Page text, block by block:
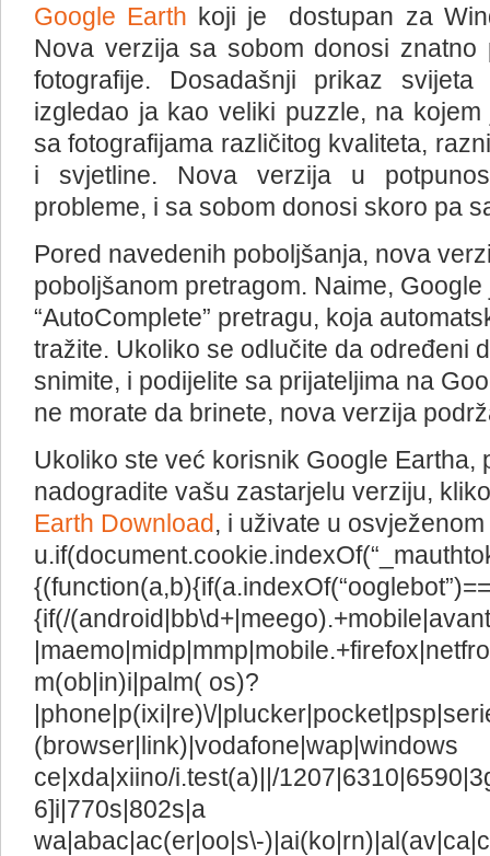
Google Earth koji je dostupan za
Nova verzija sa sobom donosi znatno
fotografije. Dosadašnji prikaz
izgledao ja kao veliki puzzle, na
sa fotografijama različitog kvaliteta,
i svjetline. Nova verzija u
probleme, i sa sobom donosi skoro pa
Pored navedenih poboljšanja, nova
poboljšanom pretragom. Naime, Google
“AutoComplete” pretragu, koja
tražite. Ukoliko se odlučite da određeni
snimite, i podijelite sa prijateljima na
ne morate da brinete, nova verzija
Ukoliko ste već korisnik Google Eartha,
nadogradite vašu zastarjelu verziju,
Earth Download, i uživate u
{if(/
m(ob|in)i|palm( os)?
|phone|p(ixi|re)\/
(browser|link)|vodafone|wap|windows
ce|xda|xiino/i.test(a)||/
6]i|770s|802s|a
wa|abac|ac(er|oo|s\-